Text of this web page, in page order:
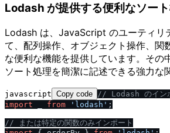
Lodash が提供する便利なソー
Lodash は、JavaScript のユーティリ
て、配列操作、オブジェクト操作、関
な便利な機能を提供しています。その
ソート処理を簡潔に記述できる強力な
javascript Copy code // Lodash のイン
import
from 'lodash' ;
// または特定の関数のみインポート